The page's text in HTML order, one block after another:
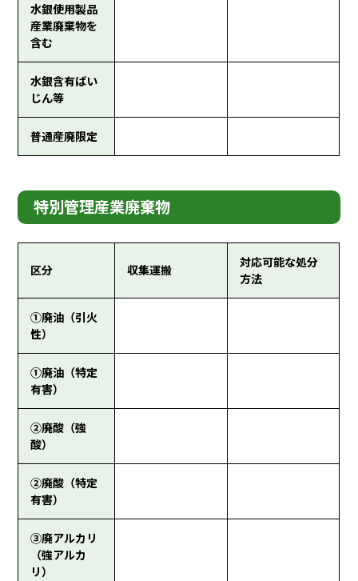
水銀使用製品
産業廃棄物を
含む
水銀含有ばい
じん等
普通産廃限定
特別管理産業廃棄物
区分 収集運搬
対応可能な処分
方法
①廃油（引火
性）
①廃油（特定
有害）
②廃酸（強
酸）
②廃酸（特定
有害）
③廃アルカリ
（強アルカ
リ）